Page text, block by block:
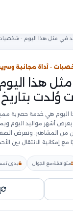
في مثل هذا اليوم - شخصيات وُلدت
· أداة مجانية
هذا
بتاريخ 28 يوليو
اليوم هي خدمة حصرية
بعرض أشهر مواليد اليوم
مع إمكانية الانتقال بين
متوافقة مع الجوال بدون